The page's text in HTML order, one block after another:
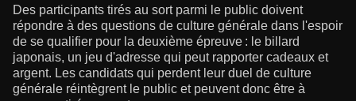
Des participants tirés au sort parmi le public doivent
répondre à des questions de culture générale dans l'espoir
de se qualifier pour la deuxième épreuve : le billard
japonais, un jeu d'adresse qui peut rapporter cadeaux et
argent. Les candidats qui perdent leur duel de culture
générale réintègrent le public et peuvent donc être à